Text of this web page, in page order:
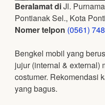
Beralamat diJl.
Pontianak Sel., Kota
Nomer telpon (0561)
Bengkel mobil yang
jujur (internal & external)
costumer. Rekomendasi
yang bagus.